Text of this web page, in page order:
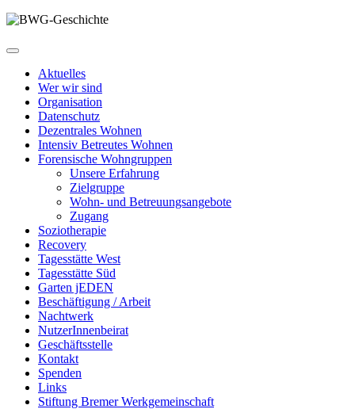
Aktuelles
Wer wir sind
Organisation
Datenschutz
Dezentrales Wohnen
Intensiv Betreutes Wohnen
Forensische Wohngruppen
Unsere Erfahrung
Zielgruppe
Wohn- und Betreuungsangebote
Zugang
Soziotherapie
Recovery
Tagesstätte West
Tagesstätte Süd
Garten jEDEN
Beschäftigung / Arbeit
Nachtwerk
NutzerInnenbeirat
Geschäftsstelle
Kontakt
Spenden
Links
Stiftung Bremer Werkgemeinschaft